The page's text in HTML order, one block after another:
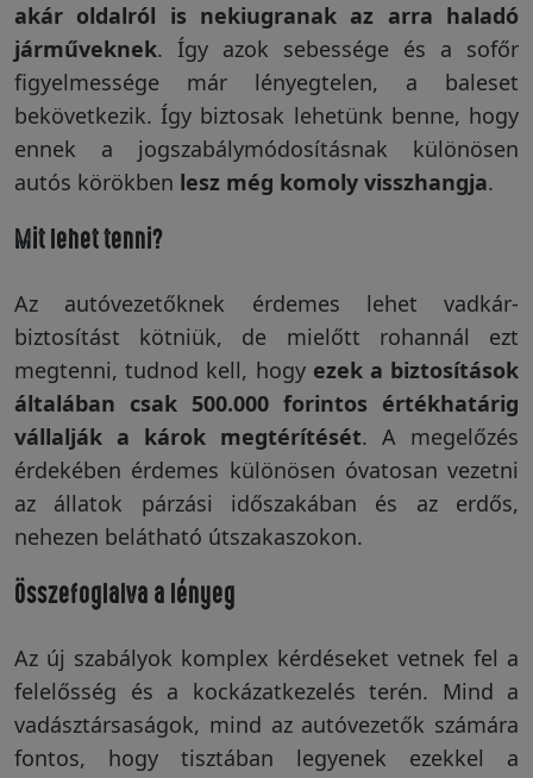
akár oldalról is nekiugranak az arra haladó
járműveknek. Így azok sebessége és a sofőr
figyelmessége már lényegtelen, a baleset
bekövetkezik. Így biztosak lehetünk benne, hogy
ennek a jogszabálymódosításnak különösen
autós körökben lesz még komoly visszhangja.
Mit lehet tenni?
Az autóvezetőknek érdemes lehet vadkár-
biztosítást kötniük, de mielőtt rohannál ezt
megtenni, tudnod kell, hogy ezek a biztosítások
általában csak 500.000 forintos értékhatárig
vállalják a károk megtérítését. A megelőzés
érdekében érdemes különösen óvatosan vezetni
az állatok párzási időszakában és az erdős,
nehezen belátható útszakaszokon.
Összefoglalva a lényeg
Az új szabályok komplex kérdéseket vetnek fel a
felelősség és a kockázatkezelés terén. Mind a
vadásztársaságok, mind az autóvezetők számára
fontos, hogy tisztában legyenek ezekkel a